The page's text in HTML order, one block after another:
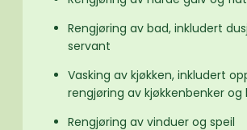
Rengjøring av bad, inkludert
servant
Vasking av kjøkken, inkludert
rengjøring av kjøkkenbenker
Rengjøring av vinduer og speil